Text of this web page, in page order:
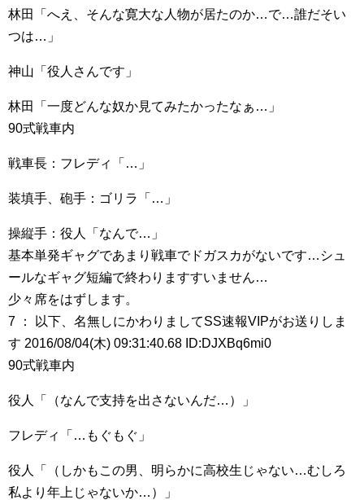
林田「へえ、そんな寛大な人物が居たのか…で…誰だそい
つは…」
神山「役人さんです」
林田「一度どんな奴か見てみたかったなぁ…」
90式戦車内
戦車長：フレディ「…」
装填手、砲手：ゴリラ「…」
操縦手：役人「なんで…」
基本単発ギャグであまり戦車でドガスカがないです…シュ
ールなギャグ短編で終わりますすいません…
少々席をはずします。
7 ： 以下、名無しにかわりましてSS速報VIPがお送りしま
す 2016/08/04(木) 09:31:40.68 ID:DJXBq6mi0
90式戦車内
役人「（なんで支持を出さないんだ…）」
フレディ「…もぐもぐ」
役人「（しかもこの男、明らかに高校生じゃない…むしろ
私より年上じゃないか…）」